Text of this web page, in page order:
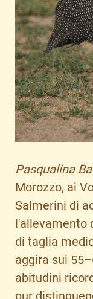
Pasqualina
Morozzo, ai
Salmerini di
l'allevamento
di taglia
aggira sui
abitudini
pur